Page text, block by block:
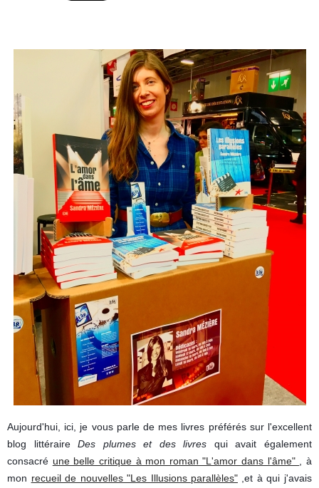
Aujourd'hui, ici, je vous parle de mes livres préférés sur l'excellent
blog littéraire Des plumes et des livres qui avait également
consacré une belle critique à mon roman "L'amor dans l'âme" , à
mon recueil de nouvelles "Les Illusions parallèles" ,et à qui j'avais